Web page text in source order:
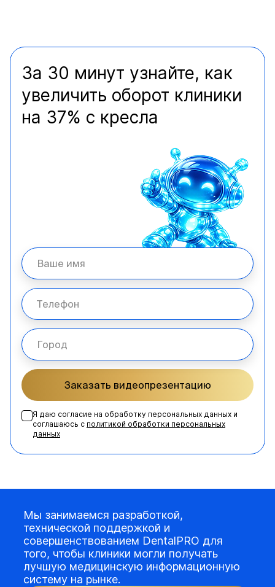
За 30 минут узнайте, как
увеличить оборот клиники
на 37% с кресла
Заказать видеопрезентацию
Я даю согласие на обработку персональных данных и
соглашаюсь с политикой обработки персональных
данных
Мы занимаемся разработкой,
технической поддержкой и
совершенствованием DentalPRO для
того, чтобы клиники могли получать
лучшую медицинскую информационную
систему на рынке.